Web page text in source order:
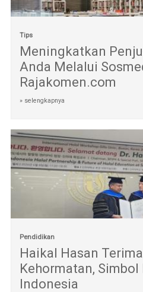
Tips
Meningkatkan
Anda Melalui
Rajakomen.com
» selengkapnya
Pendidikan
Haikal Hasan
Kehormatan,
Indonesia